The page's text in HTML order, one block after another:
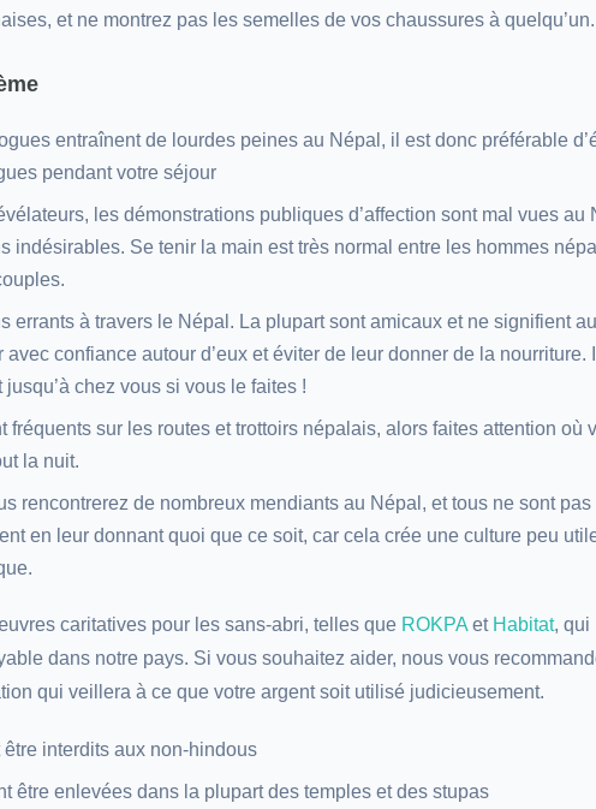
et ne montrez pas les semelles de vos chaussures à quelqu’un.
entraînent de lourdes peines au Népal, il est donc préférable
pendant votre séjour
les démonstrations publiques d’affection sont mal vues au
indésirables. Se tenir la main est très normal entre les hommes
errants à travers le Népal. La plupart sont amicaux et ne signifient
confiance autour d’eux et éviter de leur donner de la nourriture.
chez vous si vous le faites !
fréquents sur les routes et trottoirs népalais, alors faites attention où
la nuit.
rencontrerez de nombreux mendiants au Népal, et tous ne sont pas
en leur donnant quoi que ce soit, car cela crée une culture peu
caritatives pour les sans-abri, telles que ROKPA et Habitat, qui
dans notre pays. Si vous souhaitez aider, nous vous
qui veillera à ce que votre argent soit utilisé judicieusement.
interdits aux non-hindous
être enlevées dans la plupart des temples et des stupas